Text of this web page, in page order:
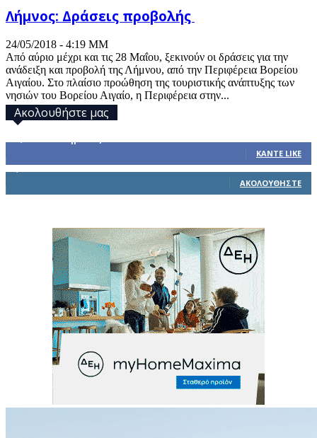
Λήμνος: Δράσεις προβολής
24/05/2018 - 4:19 ΜΜ
Από αύριο μέχρι και τις 28 Μαΐου, ξεκινούν οι δράσεις για την
ανάδειξη και προβολή της Λήμνου, από την Περιφέρεια Βορείου
Αιγαίου. Στο πλαίσιο προώθηση της τουριστικής ανάπτυξης των
νησιών του Βορείου Αιγαίο, η Περιφέρεια στην...
Ακολουθήστε μας
ΚΆΝΤΕ LIKE
ΑΚΟΛΟΥΘΉΣΤΕ